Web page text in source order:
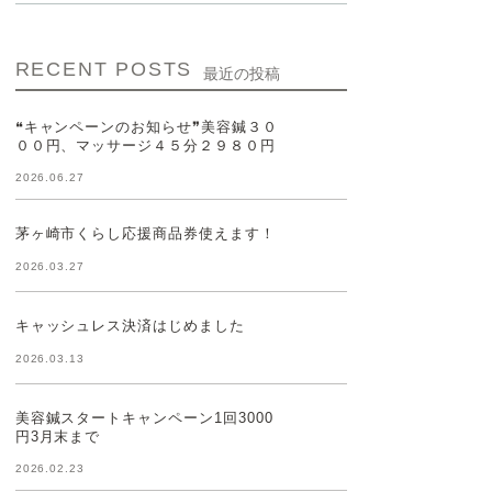
RECENT POSTS 最近の投稿
❝キャンペーンのお知らせ❞美容鍼３０
００円、マッサージ４５分２９８０円
2026.06.27
茅ヶ崎市くらし応援商品券使えます！
2026.03.27
キャッシュレス決済はじめました
2026.03.13
美容鍼スタートキャンペーン1回3000
円3月末まで
2026.02.23